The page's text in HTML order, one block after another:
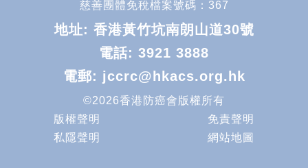
慈善團體免稅檔案號碼：367
地址: 香港黃竹坑南朗山道30號
電話: 3921 3888
電郵: jccrc@hkacs.org.hk
©2026香港防癌會版權所有
版權聲明
免責聲明
私隱聲明
網站地圖